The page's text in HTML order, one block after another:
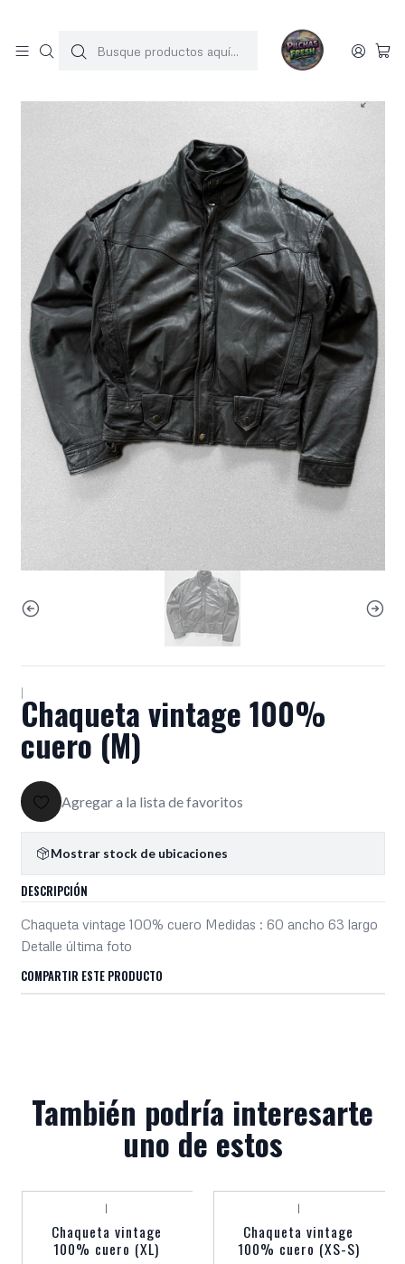
Inicio JACKET CUERO Chaqueta vintage 100% cuero (M)
|Chaqueta vintage 100%
cuero (M)
Agregar a la lista de favoritos
Mostrar stock de ubicaciones
DESCRIPCIÓN
Chaqueta vintage 100% cuero Medidas : 60 ancho 63 largo
Detalle última foto
COMPARTIR ESTE PRODUCTO
También podría interesarte
uno de estos
|
Chaqueta vintage
100% cuero (XL)
|
Chaqueta vintage
100% cuero (XS-S)